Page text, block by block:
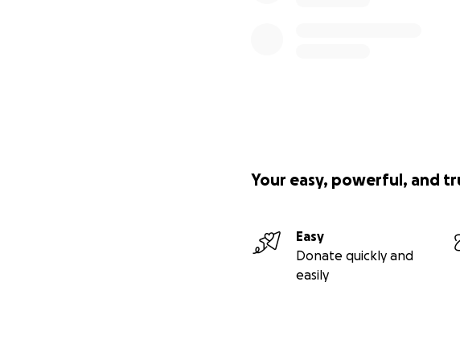
Your easy, powerful, and
Easy
Donate quickly and
easily